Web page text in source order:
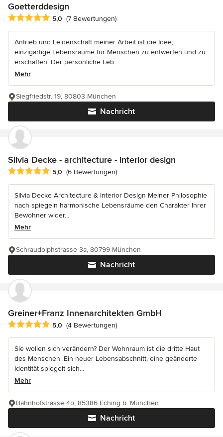
Goetterddesign
Durchschnittliche Bewertung: 5 von 5 Sternen
5,0 (7 Bewertungen)
Antrieb und Leidenschaft meiner Arbeit ist die Idee,
einzigartige Lebensräume für Menschen zu entwerfen und zu
erschaffen. Der persönliche Leb...
Mehr
Nachricht
Siegfriedstr. 19, 80803 München
Silvia Decke - architecture - interior design
Durchschnittliche Bewertung: 5 von 5 Sternen
5,0 (6 Bewertungen)
Silvia Decke Architecture & Interior Design Meiner Philosophie
nach spiegeln harmonische Lebensräume den Charakter Ihrer
Bewohner wider...
Mehr
Nachricht
Schraudolphstrasse 3a, 80799 München
Greiner+Franz Innenarchitekten GmbH
Durchschnittliche Bewertung: 5 von 5 Sternen
5,0 (4 Bewertungen)
Sie wollen sich verändern? Der Wohnraum ist die dritte Haut
des Menschen. Ein neuer Lebensabschnitt, eine geänderte
Identität spiegelt sich...
Mehr
Nachricht
Bahnhofstrasse 4b, 85386 Eching b. München